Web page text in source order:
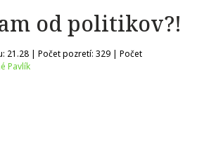
od politikov?!
21.28 | Počet pozretí: 329 | Počet
Pavlík